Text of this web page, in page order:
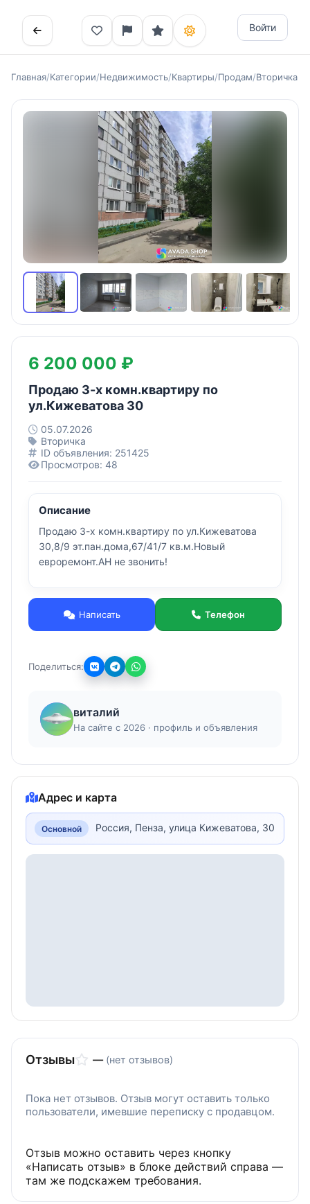
Войти
Главная/Категории/Недвижимость/Квартиры/Продам/Вторичка
6 200 000 ₽
Продаю 3-х комн.квартиру по
ул.Кижеватова 30
05.07.2026
Вторичка
ID объявления: 251425
Просмотров: 48
Описание
Продаю 3-х комн.квартиру по ул.Кижеватова
30,8/9 эт.пан.дома,67/41/7 кв.м.Новый
евроремонт.АН не звонить!
Написать Телефон
Поделиться:
виталий
На сайте с 2026 · профиль и объявления
Адрес и карта
Основной Россия, Пенза, улица Кижеватова, 30
Отзывы — (нет отзывов)
Пока нет отзывов. Отзыв могут оставить только
пользователи, имевшие переписку с продавцом.
Отзыв можно оставить через кнопку
«Написать отзыв» в блоке действий справа —
там же подскажем требования.